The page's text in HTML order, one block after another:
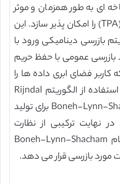
ای به طور همزمان و موثر
اجرا می کند تا بازرسی شخص ثالث (TPA) را امکان پذیر سازد. این
بازرسی دینامیکی ورود با
بازرسی عمومی با حفظ حریم
فضای ابری داده ها را
ذخیره یا آپدیت می کند، آن ها را با استفاده از الگوریتم Rijndal
رمزنگاری کرده و تولید امضاء Boneh-Lynn-Shacham برای تولید
نهایت ترکیبی از نظارت
دینامیکی و اصلاح شده ورود به نام Boneh-Lynn-Shacham
مورد بازرسی قرار می دهد.